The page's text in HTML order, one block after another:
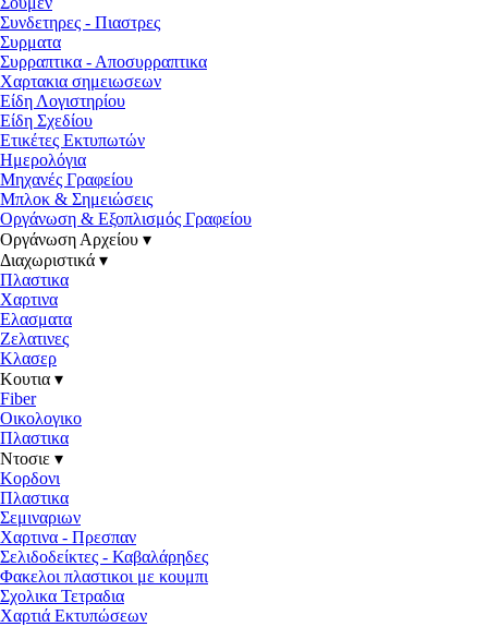
Συνδετηρες - Πιαστρες
Συρματα
Συρραπτικα - Αποσυρραπτικα
Χαρτακια σημειωσεων
Είδη Λογιστηρίου
Είδη Σχεδίου
Ετικέτες Εκτυπωτών
Ημερολόγια
Μηχανές Γραφείου
Μπλοκ & Σημειώσεις
Οργάνωση & Εξοπλισμός Γραφείου
Οργάνωση Αρχείου ▾
Διαχωριστικά ▾
Πλαστικα
Χαρτινα
Ελασματα
Ζελατινες
Κλασερ
Κουτια ▾
Fiber
Οικολογικο
Πλαστικα
Ντοσιε ▾
Κορδονι
Πλαστικα
Σεμιναριων
Χαρτινα - Πρεσπαν
Σελιδοδείκτες - Καβαλάρηδες
Φακελοι πλαστικοι με κουμπι
Σχολικα Τετραδια
Χαρτιά Εκτυπώσεων